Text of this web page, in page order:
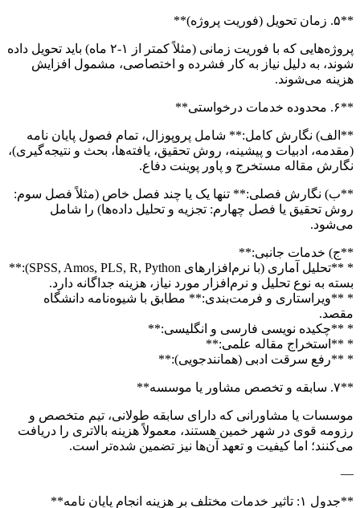
**۵. زمان تحویل (فوریت پروژه)**
پروژه‌هایی که با فوریت زمانی (مثلاً کمتر از ۱-۲ ماه) باید تحویل داده
شوند، به دلیل نیاز به کار فشرده و اختصاصی، مشمول افزایش
هزینه می‌شوند.
**۶. محدوده خدمات درخواستی**
**الف) نگارش کامل:** شامل پروپوزال، تمام فصول پایان نامه
(مقدمه، ادبیات و پیشینه، روش تحقیق، یافته‌ها، بحث و نتیجه‌گیری)،
نگارش مقاله مستخرج و پاور پوینت دفاع.
**ب) نگارش فصلی:** تنها یک یا چند فصل خاص (مثلاً فصل سوم:
روش تحقیق یا فصل چهارم: تجزیه و تحلیل داده‌ها) را شامل
می‌شود.
**ج) خدمات جانبی:**
* **تحلیل آماری (با نرم‌افزارهای SPSS, Amos, PLS, R, Python):**
بسته به نوع تحلیل و نرم‌افزار مورد نیاز، هزینه جداگانه دارد.
* **ویراستاری و فرمت‌بندی:** مطابق با شیوه‌نامه دانشگاه
مقصد.
* **چکیده نویسی فارسی و انگلیسی:**
* **استخراج مقاله علمی:**
* **رفع سرقت ادبی (همانندجویی):**
**۷. سابقه و تخصص مشاور یا موسسه**
موسسات یا مشاورانی که دارای سابقه طولانی، تیم متخصص و
رزومه قوی در شهر خمین هستند، معمولاً هزینه بالاتری را دریافت
می‌کنند؛ اما کیفیت و تعهد آن‌ها نیز تضمین شده‌تر است.
—
**جدول ۱: تاثیر خدمات مختلف بر هزینه انجام پایان نامه**